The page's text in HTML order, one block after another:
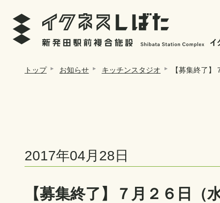
トップ お知らせ キッチンスタジオ 【募集終了
2017年04月28日
【募集終了】７月２６日